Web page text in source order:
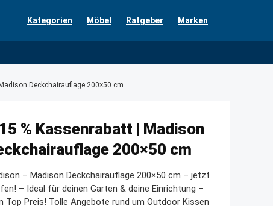
Kategorien Möbel Ratgeber Marken
Deckchairauflage 200×50 cm
% Kassenrabatt | Madison
200×50 cm
– Madison Deckchairauflage 200×50 cm – jetzt
– Ideal für deinen Garten & deine Einrichtung –
Top Preis! Tolle Angebote rund um Outdoor Kissen